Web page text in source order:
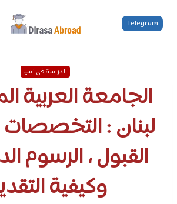
المحتوى
Telegram
الدراسة في آسيا
الجامعة العربية
لبنان :
القبول ، الرسوم
وكيفية